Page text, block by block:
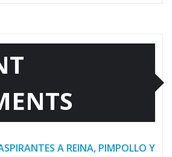
A REINA, PIMPOLLO Y